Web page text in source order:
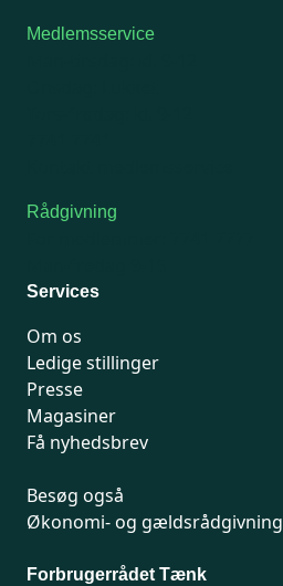
Medlemsservice
Rådgivning
Services
Om os
Ledige stillinger
Presse
Magasiner
Få nyhedsbrev
Besøg også
Økonomi- og gældsrådgivning
Forbrugerrådet Tænk